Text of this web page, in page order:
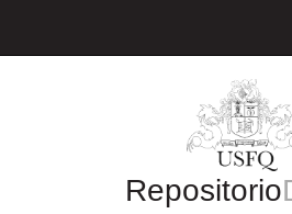
Repositorio